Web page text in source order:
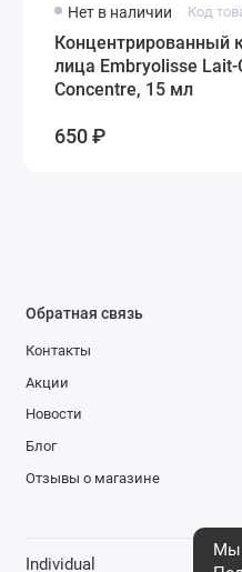
Нет в наличии Код
Концентрированный
лица Embryolisse Lait-
Concentre, 15 мл
650 ₽
Мы
Обратная связь
Контакты
Акции
Новости
Блог
Отзывы о магазине
Individual